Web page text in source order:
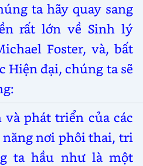
ta hãy quay sang
rất lớn về Sinh lý
Foster, và, bất
Hiện đại, chúng ta sẽ
và phát triển của các
năng nơi phôi thai, tri
ta hầu như là một